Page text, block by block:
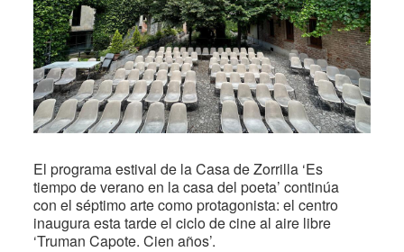
El programa estival de la Casa de Zorrilla ‘Es
tiempo de verano en la casa del poeta’ continúa
con el séptimo arte como protagonista: el centro
inaugura esta tarde el ciclo de cine al aire libre
‘Truman Capote. Cien años’.